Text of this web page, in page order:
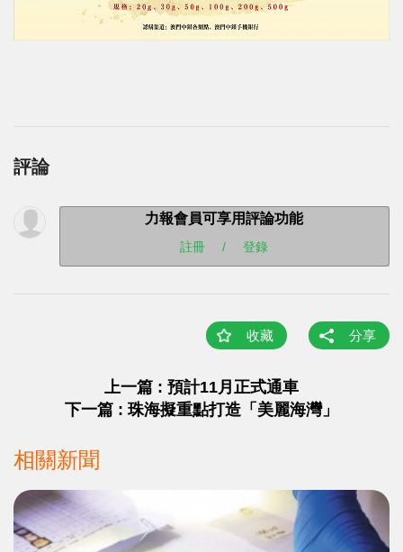
評論
力報會員可享用評論功能
註冊 / 登錄
收藏 分享
上一篇 : 預計11月正式通車
下一篇 : 珠海擬重點打造「美麗海灣」
相關新聞